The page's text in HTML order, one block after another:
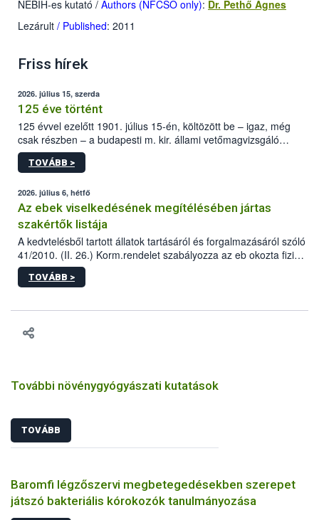
NÉBIH-es kutató / Authors (NFCSO only): Dr. Pethő Ágnes
Lezárult / Published: 2011
Friss hírek
2026. július 15, szerda
125 éve történt
125 évvel ezelőtt 1901. július 15-én, költözött be – igaz, még
csak részben – a budapesti m. kir. állami vetőmagvizsgáló
állomás a Kis Rókus utca 15. szám alatti, Czigler Győző által
tervezett új épületébe.
TOVÁBB >
2026. július 6, hétfő
Az ebek viselkedésének megítélésében jártas
szakértők listája
A kedvtelésből tartott állatok tartásáról és forgalmazásáról szóló
41/2010. (II. 26.) Korm.rendelet szabályozza az eb okozta fizikai
sérülés, illetve ennek veszélye keletkezésekor felmerülő
hatósági feladatokat, valamint a veszélyes eb tartását és annak
vonni az ebek viselkedésének megítélésében jártas szakértőt.
TOVÁBB >
További növénygyógyászati kutatások
TOVÁBB
Baromfi légzőszervi megbetegedésekben szerepet
játszó bakteriális kórokozók tanulmányozása